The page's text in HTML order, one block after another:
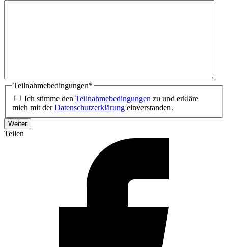
Teilnahmebedingungen*
Ich stimme den Teilnahmebedingungen zu und erkläre
mich mit derDatenschutzerklärung einverstanden.
Teilen